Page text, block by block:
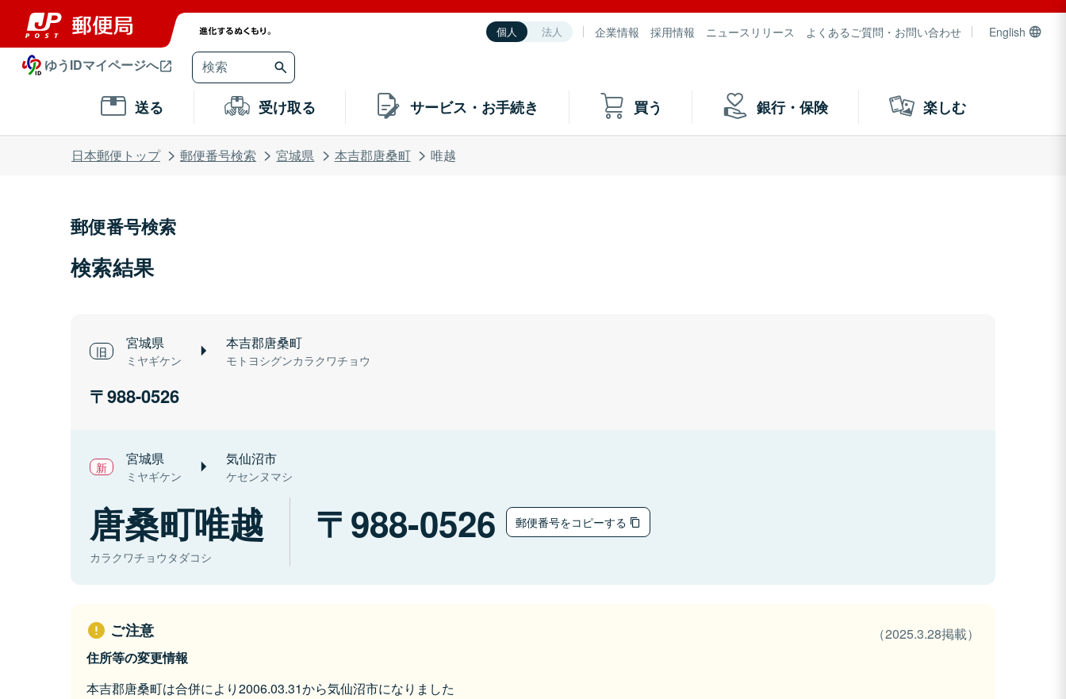
個人 法人 企業情報 採用情報 ニュースリリース よくあるご質問・お問い合わせ English
ゆうIDマイページへ
送る 受け取る サービス・お手続き 買う 銀行・保険 楽しむ
日本郵便トップ 郵便番号検索 宮城県 本吉郡唐桑町 唯越
郵便番号検索
検索結果
宮城県
ミヤギケン
本吉郡唐桑町
モトヨシグンカラクワチョウ
988-0526
宮城県
ミヤギケン
気仙沼市
ケセンヌマシ
唐桑町唯越
カラクワチョウタダコシ
988-0526 郵便番号をコピーする
ご注意
（2025.3.28掲載）
住所等の変更情報
本吉郡唐桑町は合併により2006.03.31から気仙沼市になりました